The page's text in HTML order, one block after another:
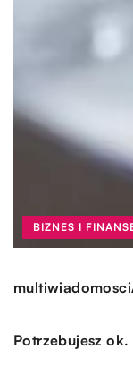
BIZNES I
multiwiadomosci
Potrzebujesz